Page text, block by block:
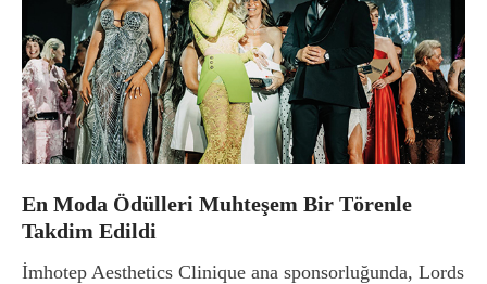
En Moda Ödülleri Muhteşem Bir Törenle
Takdim Edildi
İmhotep Aesthetics Clinique ana sponsorluğunda, Lords